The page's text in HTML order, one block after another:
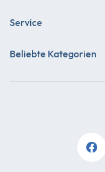
Service
Beliebte Kategorien